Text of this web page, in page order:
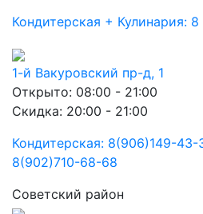
Кондитерская + Кулинария:
1-й Вакуровский пр-д, 1
Открыто: 08:00 - 21:00
Скидка: 20:00 - 21:00
Кондитерская: 8(906)149-43-
8(902)710-68-68
Советский район